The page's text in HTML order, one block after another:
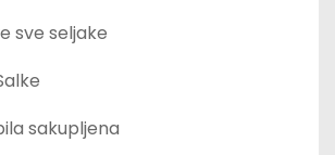
sve seljake
sakupljena